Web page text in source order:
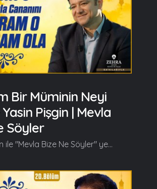
Bir Müminin Neyi
Pişgin | Mevla
Söyler
Yasin Pişgin ile "Mevla Bize Ne Söyler" yeni bölümüyle kaldığı yerden devam ediyor. Yasin Pişgin bu bölümde "Bayram Bir Müminin Neyi Olur?" sorusunu cevapladı. Yasin Pişgin bu bölümün başlangıcında şunları söyledi; Orhan Karaağaç: Başı rahmet, ortası mağfiret, sonu cehennem azabından kurtuluş olan Ramazan-ı Şerif'i bitirdik. Ömer Hayyam'ın bir şiiri var ya hocam; Sevgili! Bir başka güzelsin bugün, Ay gibisin! Pırıl pırıl gülüşün, Güzeller yalnız bayram günleri süslenir, Seninse bayramları süsler gül yüzün. Bayrama eriştik, Ramazan-ı Şerif'in hüznü var ama Bayram da sanki bir sevgiliye kavuşma gibi içimizde bir çoşku, bir kıpırtı oluşturuyor bunun sebebini soracağım bir de aslında temel bir soru var benim bugün sizden duymak istediğim ve peşine düştüğüm bir soru... Bayram bir müminin neyidir? bu soru aslında. Hani biz bu kadar kıpır kıpırız ama bizim neyimiz bayram?... Yasin Pişgin: Kıpır Kıpır olmamızın sebebi nedir? Kalbimize ağırlık veren şeyler var. Ruh dünyamızı ablukaya alan, cendereye alan, adeta böyle içini sıkan ve bizi huzursuz eden şeyler var. Çok basit bir şekilde ben bunun sebebini şöyle tespit ediyorum yani önceki zaman dilimlerinde hissettiğimiz o ağırlığın, o bunaltıcı travmaların şu anda içimizde olmamasının, kalbimizde yaşadığımız inşirahın bir sebebi var. Ramazan'ın başından itibaren o içimizdeki olumsuz duyguların gittikçe sadeleşerek, tasfiye edilerek, temizlenerek şu noktaya gelmemizin bir sebebi var... O şu; Devamı videoda... Ramazan güzeldir, Beraber güzelleşelim...